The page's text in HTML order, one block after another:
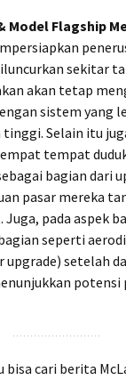
Model Flagship
sekitar
akan tetap
sistem yang
Selain itu
tempat
bagian dari
pasar mereka
. Juga, pada aspek
seperti
setelah
bisa cari berita